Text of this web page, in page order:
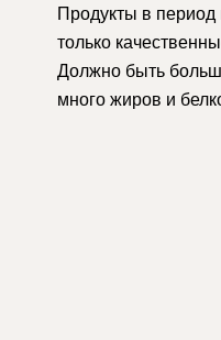
Продукты в
только
Должно быть
много жиров и